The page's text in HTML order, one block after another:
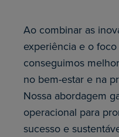
Ao combinar as
experiência e o
conseguimos
no bem-estar e na
Nossa abordagem
operacional para
sucesso e